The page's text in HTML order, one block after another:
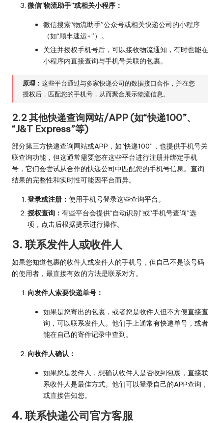
微信“物流助手”或相关小程序：
微信搜索“物流助手”公众号或相关快递公司的小程序
（如“顺丰速运+”）。
关注并授权手机号后，可以接收物流通知，有时也能在
小程序内直接查询与手机号关联的包裹。
原理：这些平台通过与多家快递公司的数据接口合作，并在您
授权后，匹配您的手机号，从而聚合展示物流信息。
2.2 其他快递查询网站/APP (如“快递100”、
“J&T Express”等)
部分第三方快递查询网站或APP，如“快递100”，也提供手机号关
联查询功能，但这通常需要您在这些平台进行注册并绑定手机
号，它们会尝试从合作的快递公司中匹配您的手机号信息。查询
结果的完整性和实时性可能因平台而异。
登录或注册： 使用手机号登录这些查询平台。
授权查询： 有些平台会提供“自动识别”或“手机号查询”选
项，点击后根据提示进行操作。
3. 联系发件人或收件人
如果您知道包裹的收件人或发件人的手机号，但自己不是该号码
的使用者，最直接有效的方法是联系对方。
向发件人索要快递单号：
如果是您寄出的包裹，或者您是收件人但不方便直接查
询，可以联系发件人。他们手上通常有快递单号，或者
能在自己的寄件记录中查到。
向收件人确认：
如果您是发件人，想确认收件人是否收到包裹，直接联
系收件人是最佳方式。他们可以登录自己的APP查询，
或直接告知您。
4. 联系快递公司官方客服